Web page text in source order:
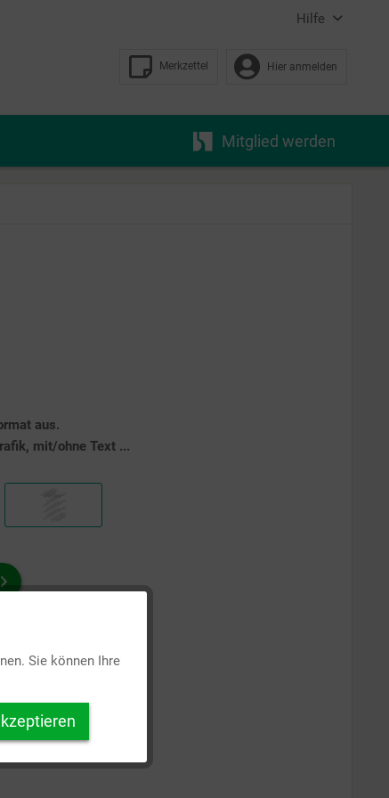
Hilfe
Merkzettel Hier anmelden
Mitglied werden
aus.
mit/ohne Text ...
Inaktiv
Sie können Ihre